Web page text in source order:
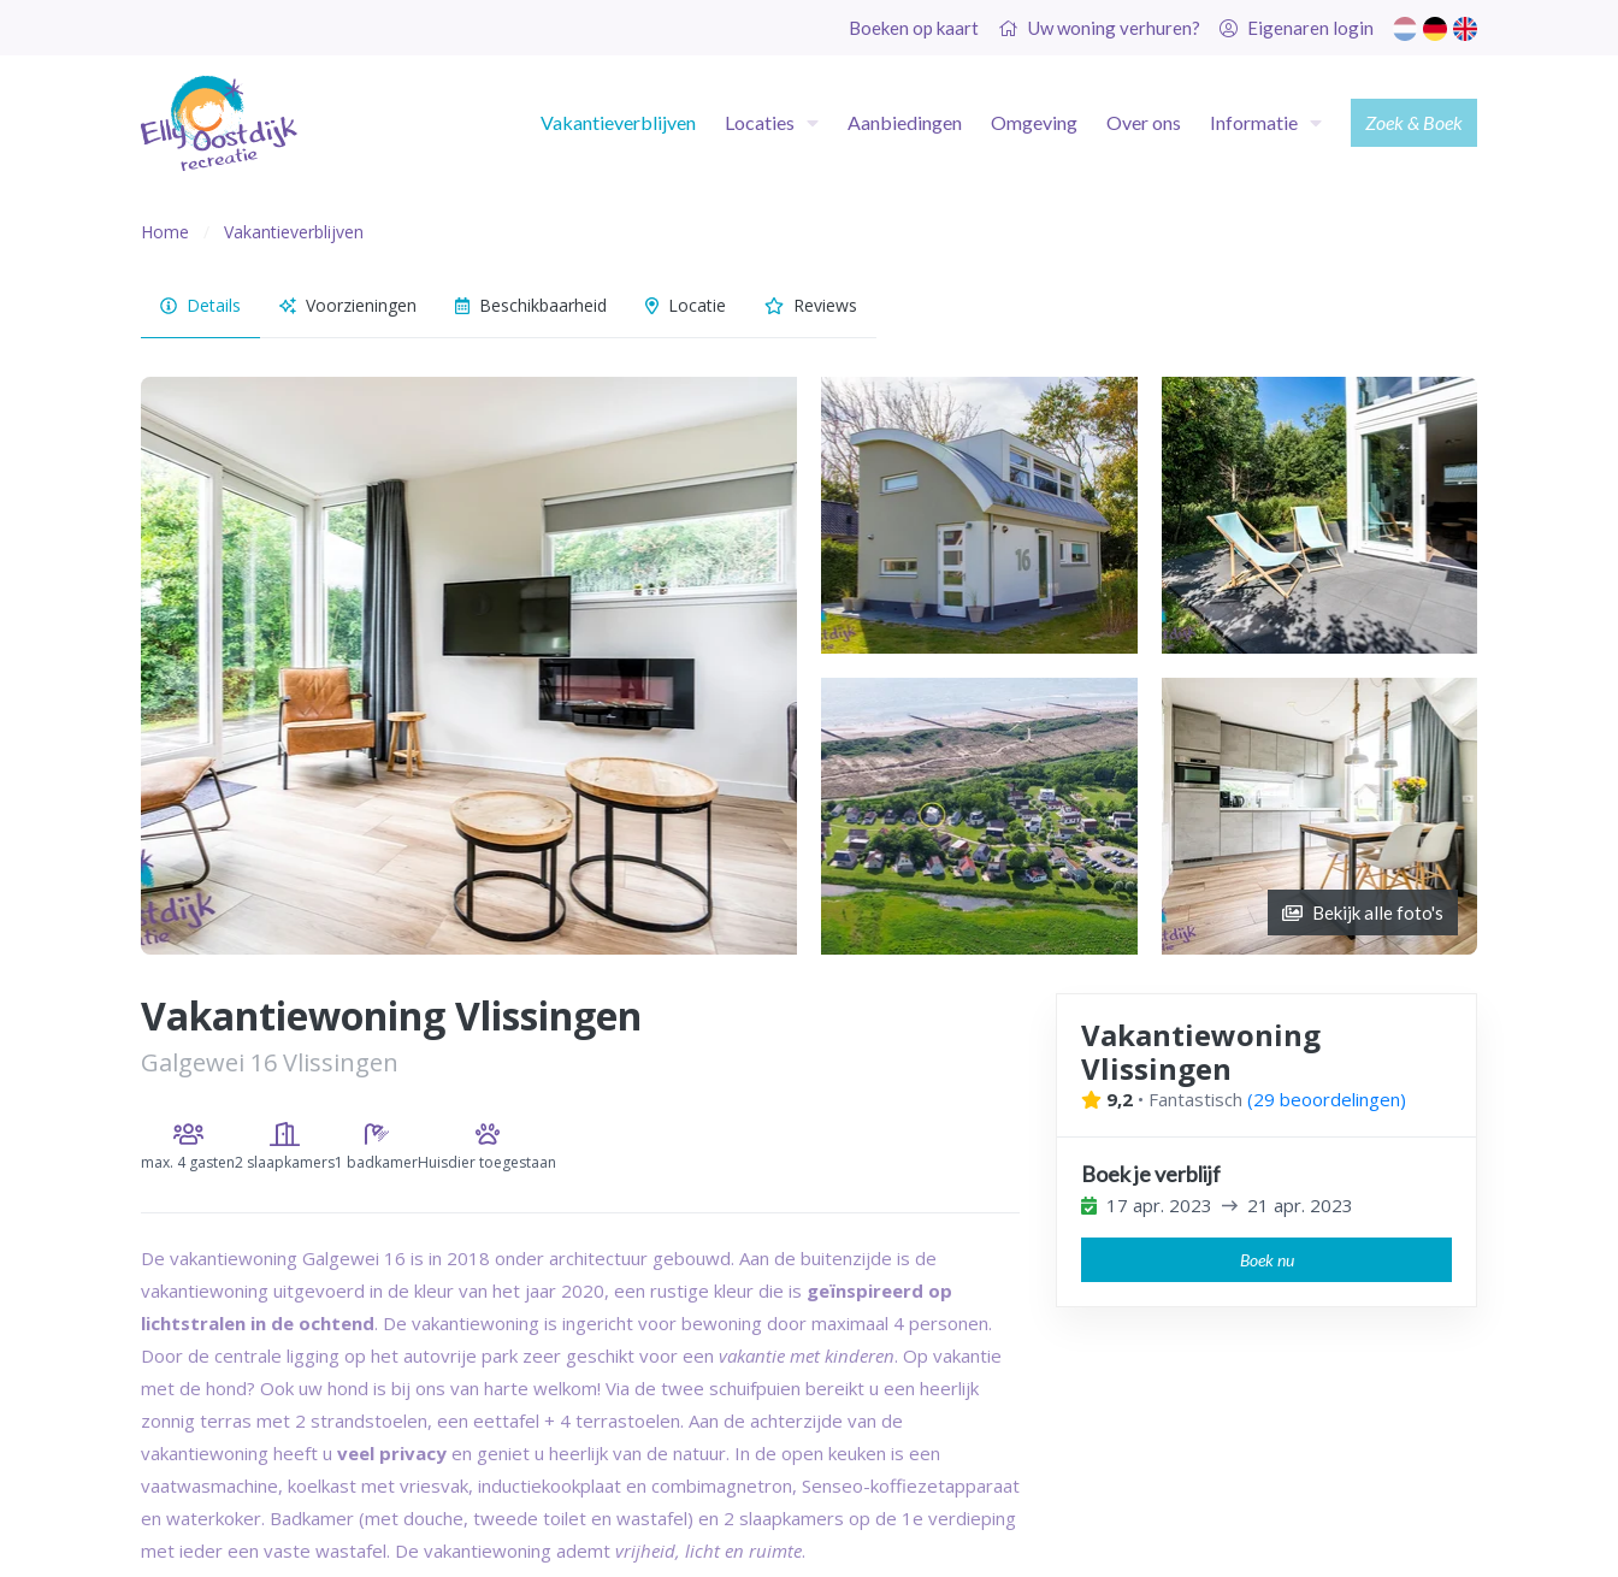
Boeken op kaart Uw woning verhuren? Eigenaren login
Vakantieverblijven Locaties Aanbiedingen Omgeving Over ons Informatie Zoek & Boek
Home Vakantieverblijven
Details Voorzieningen Beschikbaarheid Locatie Reviews
Bekijk alle foto's
Vakantiewoning Vlissingen
Galgewei 16 Vlissingen
max. 4 gasten2 slaapkamers1 badkamerHuisdier toegestaan
De vakantiewoning Galgewei 16 is in 2018 onder architectuur gebouwd. Aan de buitenzijde is de
vakantiewoning uitgevoerd in de kleur van het jaar 2020, een rustige kleur die is geïnspireerd op
lichtstralen in de ochtend. De vakantiewoning is ingericht voor bewoning door maximaal 4 personen.
Door de centrale ligging op het autovrije park zeer geschikt voor een vakantie met kinderen. Op vakantie
met de hond? Ook uw hond is bij ons van harte welkom! Via de twee schuifpuien bereikt u een heerlijk
zonnig terras met 2 strandstoelen, een eettafel + 4 terrastoelen. Aan de achterzijde van de
vakantiewoning heeft u veel privacy en geniet u heerlijk van de natuur. In de open keuken is een
vaatwasmachine, koelkast met vriesvak, inductiekookplaat en combimagnetron, Senseo-koffiezetapparaat
en waterkoker. Badkamer (met douche, tweede toilet en wastafel) en 2 slaapkamers op de 1e verdieping
met ieder een vaste wastafel. De vakantiewoning ademt vrijheid, licht en ruimte.
Vakantiewoning
Vlissingen
9,2 • Fantastisch (29 beoordelingen)
Boek je verblijf
17 apr. 2023 21 apr. 2023
Boek nu